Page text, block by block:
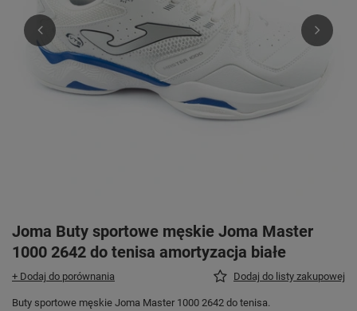
Joma Buty sportowe męskie Joma Master
1000 2642 do tenisa amortyzacja białe
+ Dodaj do porównania Dodaj do listy zakupowej
Buty sportowe męskie Joma Master 1000 2642 do tenisa.